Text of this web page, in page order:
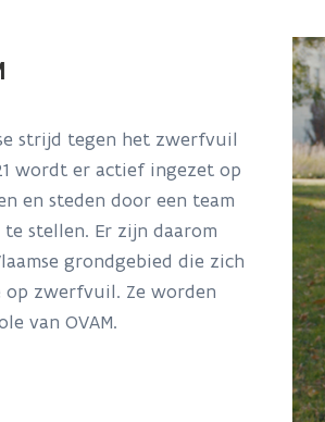
strijd tegen het zwerfvuil
wordt er actief ingezet op
en steden door een team
stellen. Er zijn daarom
grondgebied die zich
zwerfvuil. Ze worden
van OVAM.